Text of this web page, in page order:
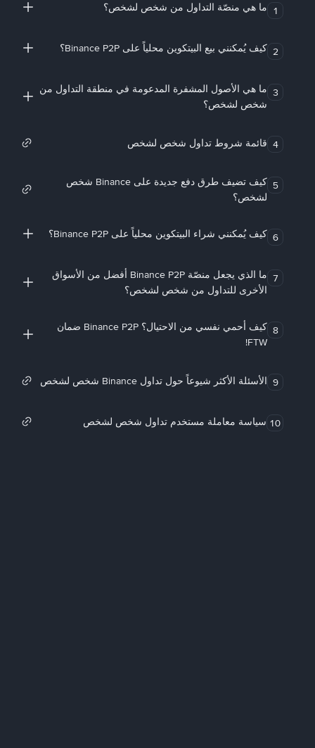
1 ما هي منصّة التداول من شخص لشخص؟
2 كيف يُمكنني بيع البيتكوين محلياً على Binance P2P؟
3 ما هي الأصول المشفرة المدعومة في منطقة التداول من
شخص لشخص؟
4 قائمة شروط تداول شخص لشخص
5
كيف تضيف طرق دفع جديدة على Binance شخص
لشخص؟
6 كيف يُمكنني شراء البيتكوين محلياً على Binance P2P؟
7
ما الذي يجعل منصّة Binance P2P أفضل من الأسواق
الأخرى للتداول من شخص لشخص؟
8
كيف أحمي نفسي من الاحتيال؟ Binance P2P ضمان
FTW!
9 الأسئلة الأكثر شيوعاً حول تداول Binance شخص لشخص
10 سياسة معاملة مستخدم تداول شخص لشخص